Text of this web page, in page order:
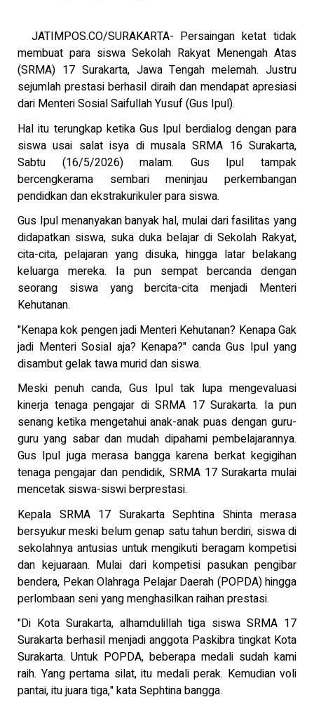
JATIMPOS.CO/SURAKARTA- Persaingan ketat tidak
membuat para siswa Sekolah Rakyat Menengah Atas
(SRMA) 17 Surakarta, Jawa Tengah melemah. Justru
sejumlah prestasi berhasil diraih dan mendapat apresiasi
dari Menteri Sosial Saifullah Yusuf (Gus Ipul).
Hal itu terungkap ketika Gus Ipul berdialog dengan para
siswa usai salat isya di musala SRMA 16 Surakarta,
Sabtu (16/5/2026) malam. Gus Ipul tampak
bercengkerama sembari meninjau perkembangan
pendidkan dan ekstrakurikuler para siswa.
Gus Ipul menanyakan banyak hal, mulai dari fasilitas yang
didapatkan siswa, suka duka belajar di Sekolah Rakyat,
cita-cita, pelajaran yang disuka, hingga latar belakang
keluarga mereka. Ia pun sempat bercanda dengan
seorang siswa yang bercita-cita menjadi Menteri
Kehutanan.
"Kenapa kok pengen jadi Menteri Kehutanan? Kenapa Gak
jadi Menteri Sosial aja? Kenapa?" canda Gus Ipul yang
disambut gelak tawa murid dan siswa.
Meski penuh canda, Gus Ipul tak lupa mengevaluasi
kinerja tenaga pengajar di SRMA 17 Surakarta. Ia pun
senang ketika mengetahui anak-anak puas dengan guru-
guru yang sabar dan mudah dipahami pembelajarannya.
Gus Ipul juga merasa bangga karena berkat kegigihan
tenaga pengajar dan pendidik, SRMA 17 Surakarta mulai
mencetak siswa-siswi berprestasi.
Kepala SRMA 17 Surakarta Sephtina Shinta merasa
bersyukur meski belum genap satu tahun berdiri, siswa di
sekolahnya antusias untuk mengikuti beragam kompetisi
dan kejuaraan. Mulai dari kompetisi pasukan pengibar
bendera, Pekan Olahraga Pelajar Daerah (POPDA) hingga
perlombaan seni yang menghasilkan raihan prestasi.
"Di Kota Surakarta, alhamdulillah tiga siswa SRMA 17
Surakarta berhasil menjadi anggota Paskibra tingkat Kota
Surakarta. Untuk POPDA, beberapa medali sudah kami
raih. Yang pertama silat, itu medali perak. Kemudian voli
pantai, itu juara tiga," kata Sephtina bangga.